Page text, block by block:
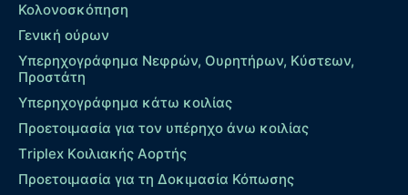
Κολονοσκόπηση
Γενική ούρων
Υπερηχογράφημα Νεφρών, Ουρητήρων, Κύστεων,
Προστάτη
Υπερηχογράφημα κάτω κοιλίας
Προετοιμασία για τον υπέρηχο άνω κοιλίας
Τriplex Kοιλιακής Αορτής
Προετοιμασία για τη Δοκιμασία Κόπωσης